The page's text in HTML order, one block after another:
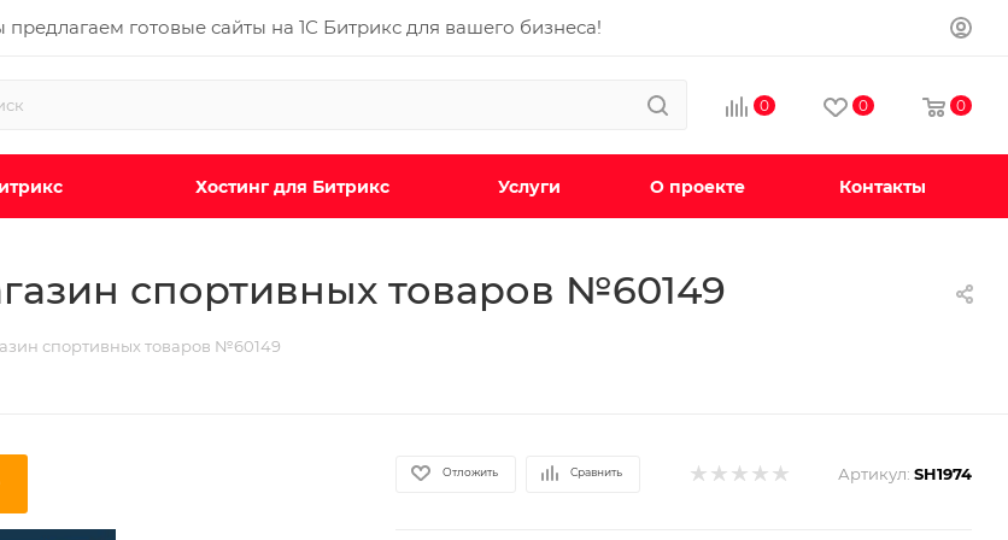
готовые сайты на 1С Битрикс для вашего бизнеса!
0 0 0
Хостинг для Битрикс Услуги О проекте Контакты
спортивных товаров №60149
спортивных товаров №60149
Отложить Сравнить Артикул: SH1974